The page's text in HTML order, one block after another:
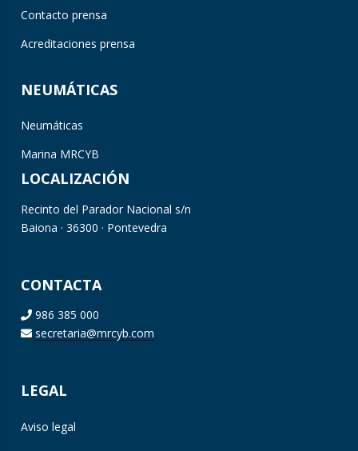
Contacto prensa
Acreditaciones prensa
NEUMÁTICAS
Neumáticas
Marina MRCYB
LOCALIZACIÓN
Recinto del Parador Nacional s/n
Baiona · 36300 · Pontevedra
CONTACTA
986 385 000
secretaria@mrcyb.com
LEGAL
Aviso legal